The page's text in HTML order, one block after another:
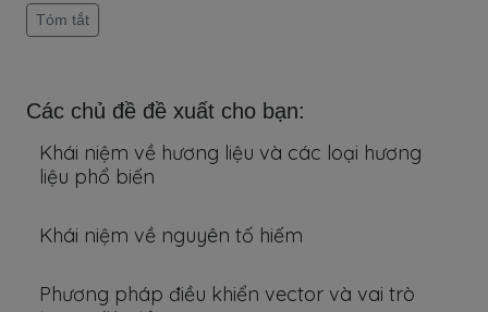
Tóm tắt
Các chủ đề đề xuất cho bạn:
Khái niệm về hương liệu và các loại hương
liệu phổ biến
Khái niệm về nguyên tố hiếm
Phương pháp điều khiển vector và vai trò